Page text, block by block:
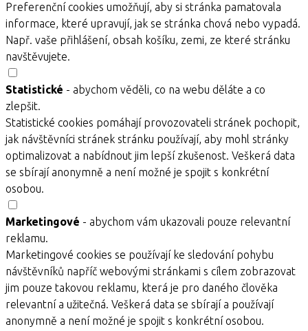
Preferenční cookies umožňují, aby si stránka pamatovala
informace, které upravují, jak se stránka chová nebo vypadá.
Např. vaše přihlášení, obsah košíku, zemi, ze které stránku
navštěvujete.
Statistické - abychom věděli, co na webu děláte a co
zlepšit.
Statistické cookies pomáhají provozovateli stránek pochopit,
jak návštěvníci stránek stránku používají, aby mohl stránky
optimalizovat a nabídnout jim lepší zkušenost. Veškerá data
se sbírají anonymně a není možné je spojit s konkrétní
osobou.
Marketingové - abychom vám ukazovali pouze relevantní
reklamu.
Marketingové cookies se používají ke sledování pohybu
návštěvníků napříč webovými stránkami s cílem zobrazovat
jim pouze takovou reklamu, která je pro daného člověka
relevantní a užitečná. Veškerá data se sbírají a používají
anonymně a není možné je spojit s konkrétní osobou.